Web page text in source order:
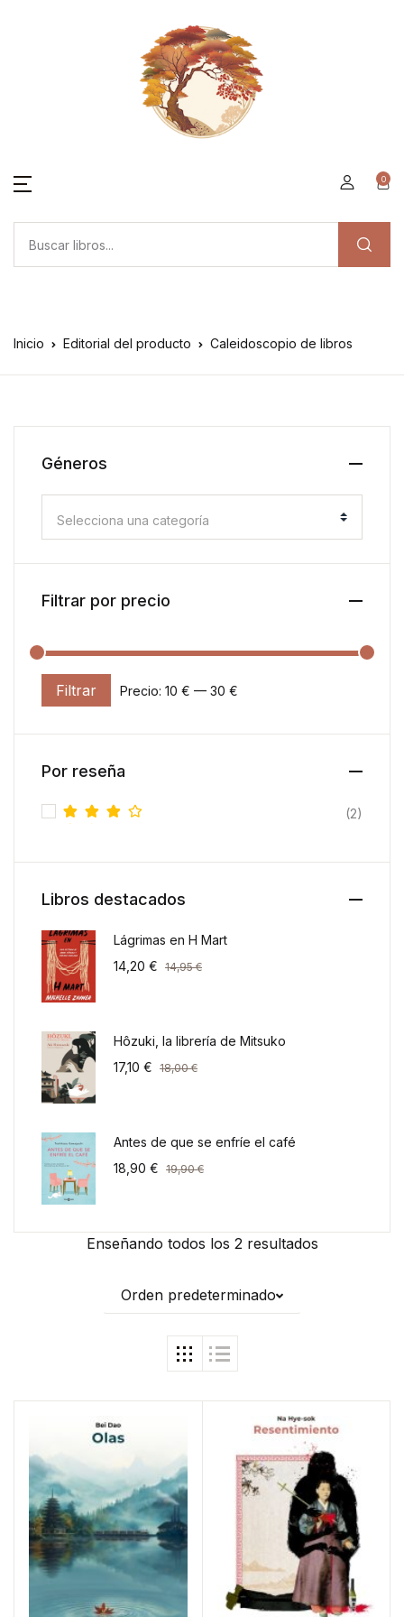
0
Inicio Editorial del producto Caleidoscopio de libros
Enseñando todos los 2 resultados
Orden predeterminado
Géneros
Selecciona una categoría
Filtrar por precio
Precio mínimo
Precio máximo
Filtrar Precio: 10 € — 30 €
Por reseña
(2)
Libros destacados
Lágrimas en H Mart
14,20 € 14,95€
Hôzuki, la librería de Mitsuko
17,10 € 18,00€
Antes de que se enfríe el café
18,90 € 19,90€